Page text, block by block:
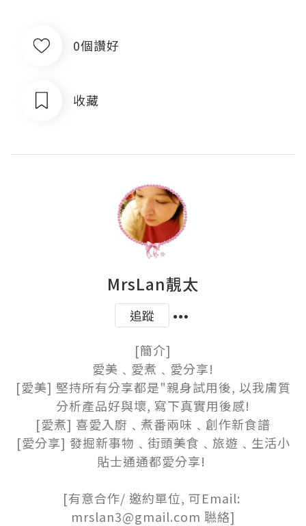
0個讚好
收藏
MrsLan靚太
追蹤
[簡介]
愛美﹑愛煮﹑愛分享!
[愛美] 堅持所有分享都是"親身試用後, 以我膚質
分析產品好與壞, 寫下真實用後感!
[愛煮] 喜愛入廚﹑煮番兩味﹑創作新食譜
[愛分享] 發掘新事物﹑街頭美食﹑旅遊﹑生活小
貼士通通都愛分享!
[有意合作/ 邀約單位, 可Email:
mrslan3@gmail.com 聮絡]